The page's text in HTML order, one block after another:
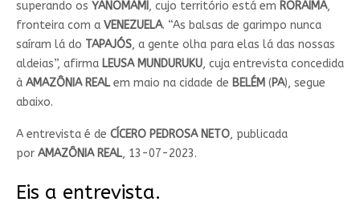
superando os YANOMAMI , cujo território está em RORAIMA,
fronteira com a VENEZUELA. “As balsas de garimpo nunca
saíram lá do TAPAJÓS, a gente olha para elas lá das nossas
aldeias”, afirmaLEUSA MUNDURUKU, cuja entrevista concedida
à AMAZÔNIA REALem maio na cidade de BELÉM (PA), segue
abaixo.
A entrevista é de CÍCERO PEDROSA NETO, publicada
por AMAZÔNIA REAL, 13-07-2023.
Eis a entrevista.